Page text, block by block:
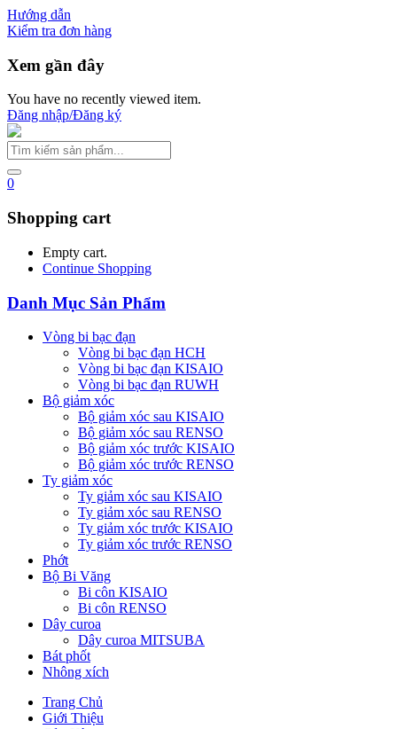
Hướng dẫn
Kiểm tra đơn hàng
Xem gần đây
You have no recently viewed item.
Đăng nhập/Đăng ký
0
Shopping cart
Empty cart.
Continue Shopping
Danh Mục Sản Phẩm
Vòng bi bạc đạn
Vòng bi bạc đạn HCH
Vòng bi bạc đạn KISAIO
Vòng bi bạc đạn RUWH
Bộ giảm xóc
Bộ giảm xóc sau KISAIO
Bộ giảm xóc sau RENSO
Bộ giảm xóc trước KISAIO
Bộ giảm xóc trước RENSO
Ty giảm xóc
Ty giảm xóc sau KISAIO
Ty giảm xóc sau RENSO
Ty giảm xóc trước KISAIO
Ty giảm xóc trước RENSO
Phớt
Bộ Bi Văng
Bi côn KISAIO
Bi côn RENSO
Dây curoa
Dây curoa MITSUBA
Bát phốt
Nhông xích
Trang Chủ
Giới Thiệu